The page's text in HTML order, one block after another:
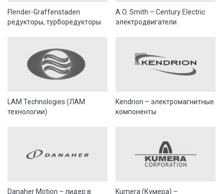
Flender-Graffenstaden
редукторы, турборедукторы
A.O. Smith – Century Electric
электродвигатели
LAM Technologies (ЛАМ
технологии)
Kendrion – электромагнитные
компоненты
Danaher Motion – лидер в Kumera (Кумера) –